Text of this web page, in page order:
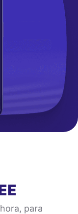
para